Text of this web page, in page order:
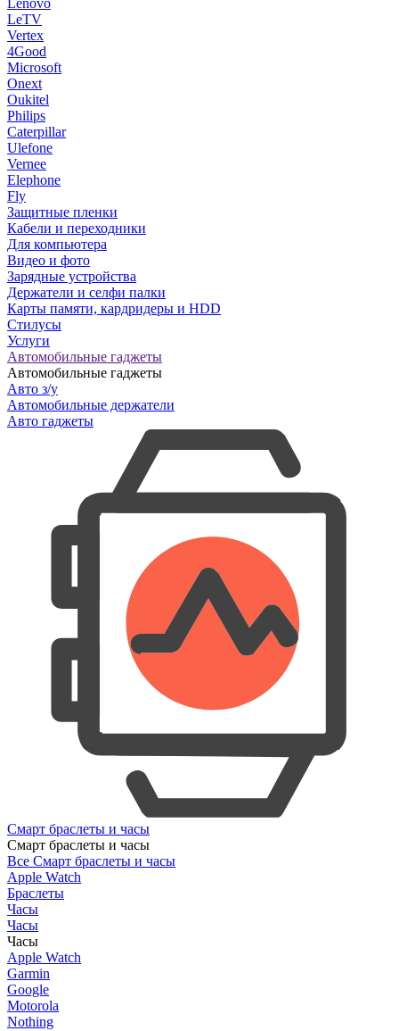
Lenovo
LeTV
Vertex
4Good
Microsoft
Onext
Oukitel
Philips
Caterpillar
Ulefone
Vernee
Elephone
Fly
Защитные пленки
Кабели и переходники
Для компьютера
Видео и фото
Зарядные устройства
Держатели и селфи палки
Карты памяти, кардридеры и HDD
Стилусы
Услуги
Автомобильные гаджеты
Автомобильные гаджеты
Авто з/у
Автомобильные держатели
Авто гаджеты
Смарт браслеты и часы
Смарт браслеты и часы
Все Смарт браслеты и часы
Apple Watch
Браслеты
Часы
Часы
Часы
Apple Watch
Garmin
Google
Motorola
Nothing